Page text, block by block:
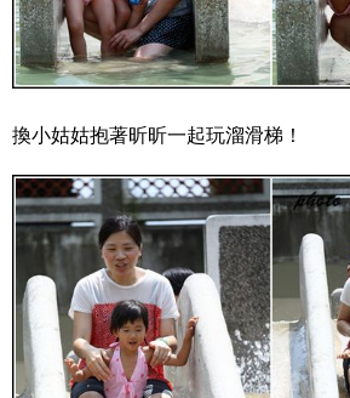
換小姑姑抱著昕昕一起玩溜滑梯！